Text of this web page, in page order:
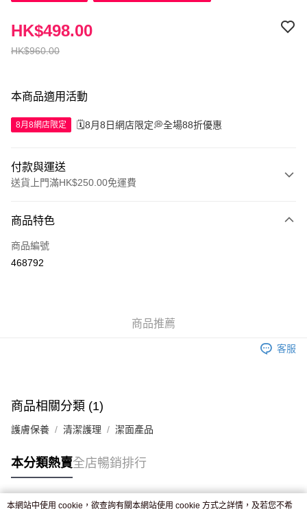
HK$960.00
HK$498.00
本商品適用活動
8月8網店限定 🗓️8月8日網店限定💭全場88折優惠
付款與運送
送貨上門滿HK$250.00免運費
信用卡
Apple Pay
商品特色
商品編號
468792
商品推薦
客服
商品相關分類 (1)
護膚保養 清潔護理 潔面產品
本分類熱賣全店暢銷排行
本網站中使用 cookie，欲查詢有關本網站使用 cookie 方式之詳情，及若您不希